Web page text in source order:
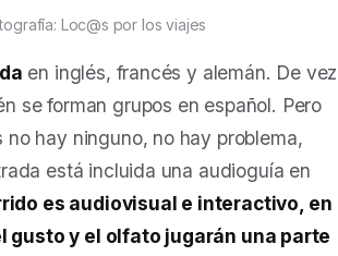
Loc@s por los viajes
en inglés, francés y alemán. De vez
se forman grupos en español. Pero
no hay ninguno, no hay problema,
está incluida una audioguía en
es audiovisual e interactivo, en
gusto y el olfato jugarán una parte